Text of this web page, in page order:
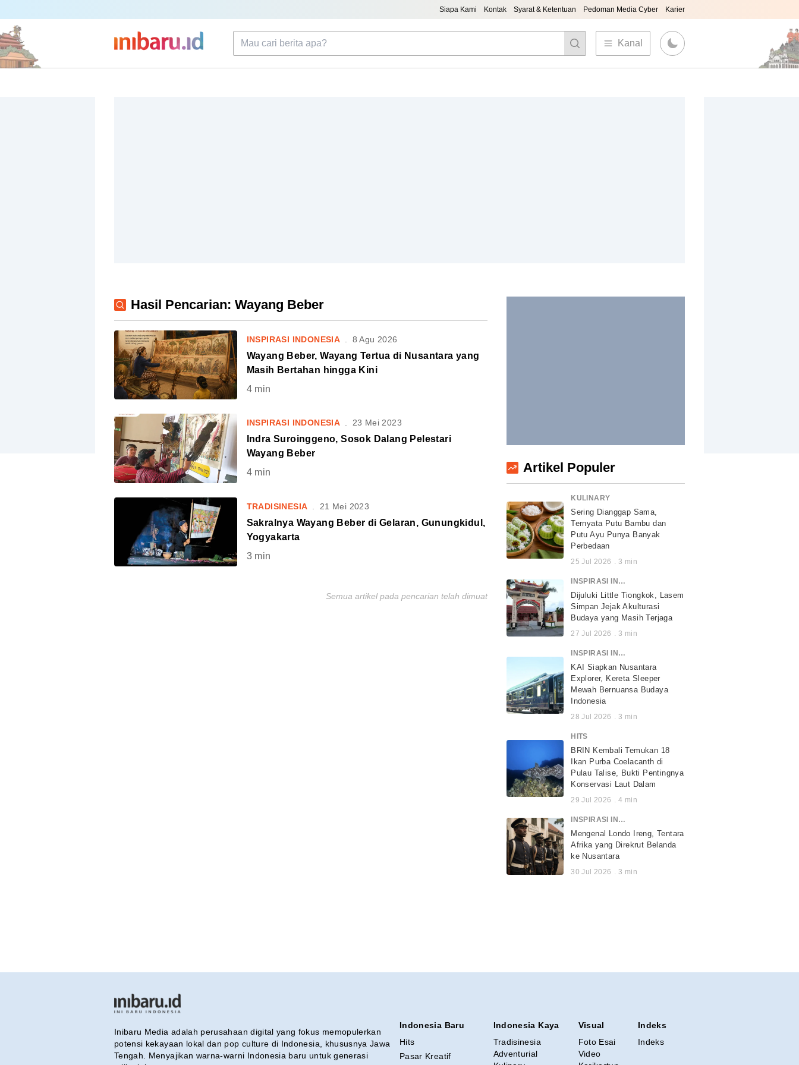
Siapa Kami Kontak Syarat & Ketentuan Pedoman Media Cyber Karier
Kanal
Hasil Pencarian: Wayang Beber
INSPIRASI INDONESIA 8 Agu 2026
Wayang Beber, Wayang Tertua di Nusantara yang
Masih Bertahan hingga Kini
4min
INSPIRASI INDONESIA . 23 Mei 2023
Indra Suroinggeno, Sosok Dalang Pelestari
Wayang Beber
4min
TRADISINESIA 21 Mei 2023
Sakralnya Wayang Beber di Gelaran, Gunungkidul,
Yogyakarta
3min
Semua artikel pada pencarian telah dimuat
Artikel Populer
KULINARY
Sering Dianggap Sama,
Ternyata Putu Bambu dan
Putu Ayu Punya Banyak
Perbedaan
25 Jul 2026 . 3 min
INSPIRASI INDONESIA
Dijuluki Little Tiongkok, Lasem
Simpan Jejak Akulturasi
Budaya yang Masih Terjaga
27 Jul 2026 . 3 min
INSPIRASI INDONESIA
KAI Siapkan Nusantara
Explorer, Kereta Sleeper
Mewah Bernuansa Budaya
Indonesia
28 Jul 2026 . 3 min
HITS
BRIN Kembali Temukan 18
Ikan Purba Coelacanth di
Pulau Talise, Bukti Pentingnya
Konservasi Laut Dalam
29 Jul 2026 . 4 min
INSPIRASI INDONESIA
Mengenal Londo Ireng, Tentara
Afrika yang Direkrut Belanda
ke Nusantara
30 Jul 2026 . 3 min
Inibaru Media adalah perusahaan digital yang fokus memopulerkan
potensi kekayaan lokal dan pop culture di Indonesia, khususnya Jawa
Tengah. Menyajikan warna-warni Indonesia baru untuk generasi
Indonesia Baru
Hits
Pasar Kreatif
Indonesia Kaya
Tradisinesia
Adventurial
Visual
Foto Esai
Video
Indeks
Indeks